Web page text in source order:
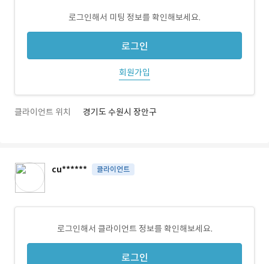
로그인해서 미팅 정보를 확인해보세요.
로그인
회원가입
클라이언트 위치 경기도 수원시 장안구
cu****** 클라이언트
로그인해서 클라이언트 정보를 확인해보세요.
로그인